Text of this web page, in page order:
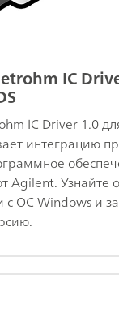
IC
IC Driver 1.0
интеграцию
Agilent. Узнайте о
с ОС Windows и